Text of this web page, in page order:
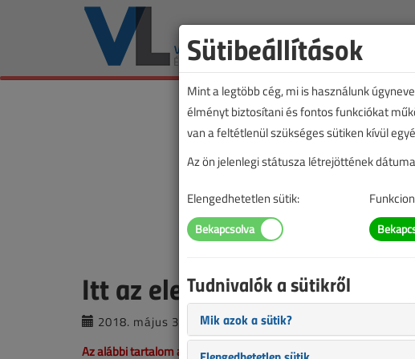
Itt az elektromos robogó!
2018. május 31. | Kósa Krisztina
Az alábbi tartalom archív, 8 éve frissült utoljára. A cikkben
Sütibeállítások
Mint a legtöbb cég, mi is használunk
élményt biztosítani és fontos funkciókat
van a feltétlenül szükséges sütiken kívül
Az ön jelenlegi státusza létrejöttének
Elengedhetetlen sütik:
Tudnivalók a sütikről
Mik azok a sütik?